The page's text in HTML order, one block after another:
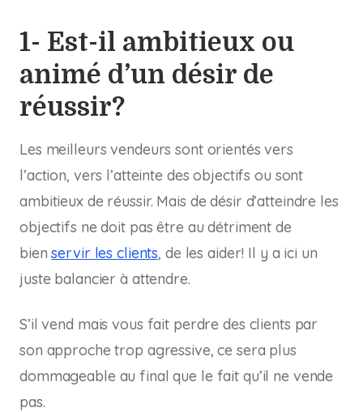
1- Est-il ambitieux ou
animé d’un désir de
réussir?
Les meilleurs vendeurs sont orientés vers
l’action, vers l’atteinte des objectifs ou sont
ambitieux de réussir. Mais de désir d’atteindre les
objectifs ne doit pas être au détriment de
bienservir les clients, de les aider! Il y a ici un
juste balancier à attendre.
S’il vend mais vous fait perdre des clients par
son approche trop agressive, ce sera plus
dommageable au final que le fait qu’il ne vende
pas.